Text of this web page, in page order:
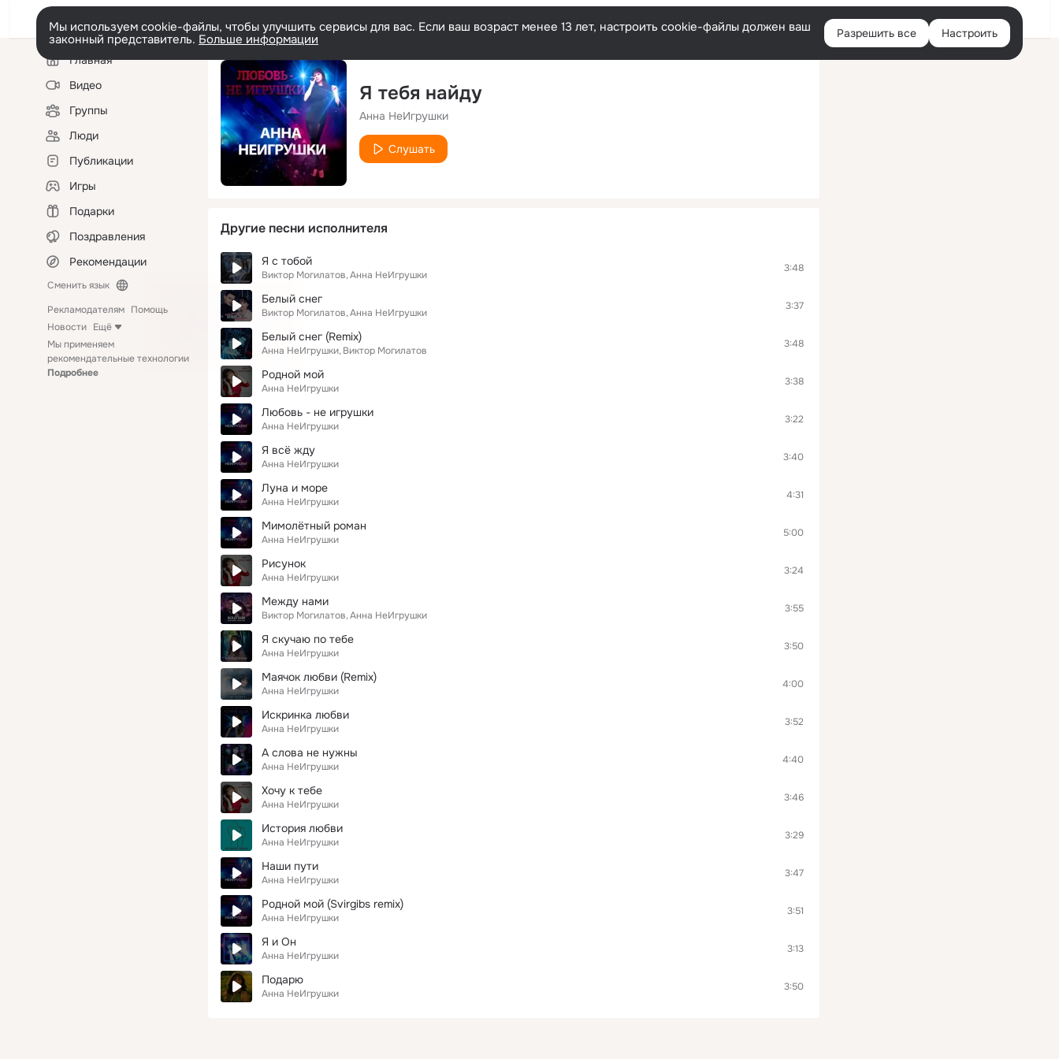
Войти
Мы используем cookie-файлы, чтобы улучшить сервисы для вас. Если ваш возраст менее 13 лет, настроить cookie-файлы должен ваш
законный представитель. Больше информации Разрешить все Настроить
Левая
колонкаГлавная
Видео
Группы
Люди
Публикации
Игры
Подарки
Поздравления
Рекомендации
Сменить язык
Рекламодателям Помощь
Новости Ещё
Мы применяем
рекомендательные технологии
Подробнее
Я тебя найду
Анна НеИгрушки
Слушать
Другие песни исполнителя
Я с тобой
Виктор Могилатов Анна НеИгрушки
3:48
Белый снег
Виктор Могилатов Анна НеИгрушки
3:37
Белый снег (Remix)
Анна НеИгрушки Виктор Могилатов
3:48
Родной мой
Анна НеИгрушки
3:38
Любовь - не игрушки
Анна НеИгрушки
3:22
Я всё жду
Анна НеИгрушки
3:40
Луна и море
Анна НеИгрушки
4:31
Мимолётный роман
Анна НеИгрушки
5:00
Рисунок
Анна НеИгрушки
3:24
Между нами
Виктор Могилатов Анна НеИгрушки
3:55
Я скучаю по тебе
Анна НеИгрушки
3:50
Маячок любви (Remix)
Анна НеИгрушки
4:00
Искринка любви
Анна НеИгрушки
3:52
А слова не нужны
Анна НеИгрушки
4:40
Хочу к тебе
Анна НеИгрушки
3:46
История любви
Анна НеИгрушки
3:29
Наши пути
Анна НеИгрушки
3:47
Родной мой (Svirgibs remix)
Анна НеИгрушки
3:51
Я и Он
Анна НеИгрушки
3:13
Подарю
Анна НеИгрушки
3:50